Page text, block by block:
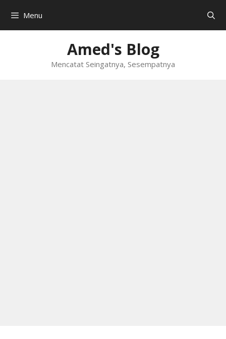
content
Menu
Amed's Blog
Mencatat Seingatnya, Sesempatnya